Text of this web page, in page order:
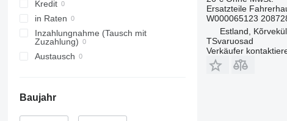
Kredit
in Raten
Inzahlungnahme (Tausch mit
Zuzahlung)
Austausch
Baujahr
Ersatzteile
W000065123
Estland,
TSvaruosad
Verkäufer